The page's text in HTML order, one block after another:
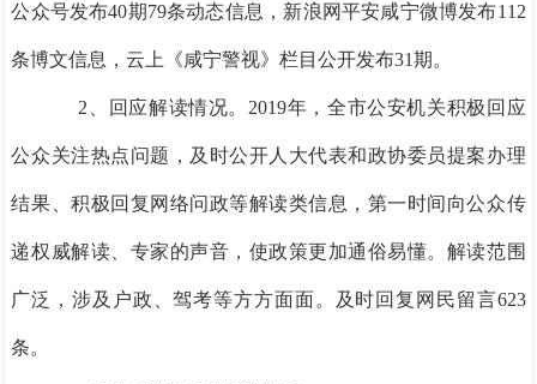
公众号发布40期79条动态信息，新浪网平安咸宁微博发布112
条博文信息，云上《咸宁警视》栏目公开发布31期。
2、回应解读情况。2019年，全市公安机关积极回应
公众关注热点问题，及时公开人大代表和政协委员提案办理
结果、积极回复网络问政等解读类信息，第一时间向公众传
递权威解读、专家的声音，使政策更加通俗易懂。解读范围
广泛，涉及户政、驾考等方方面面。及时回复网民留言623
条。